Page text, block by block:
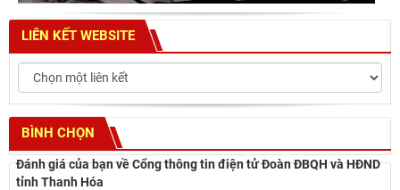
LIÊN KẾT WEBSITE
BÌNH CHỌN
Đánh giá của bạn về Cổng thông tin điện tử Đoàn ĐBQH và HĐND
tỉnh Thanh Hóa